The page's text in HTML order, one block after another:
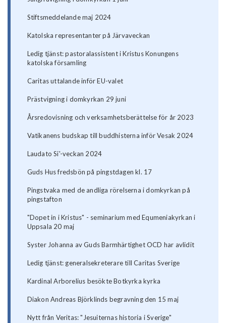
Stiftsmeddelande maj 2024
Katolska representanter på Järvaveckan
Ledig tjänst: pastoralassistent i Kristus Konungens
katolska församling
Caritas uttalande inför EU-valet
Prästvigning i domkyrkan 29 juni
Årsredovisning och verksamhetsberättelse för år 2023
Vatikanens budskap till buddhisterna inför Vesak 2024
Laudato Si'-veckan 2024
Guds Hus fredsbön på pingstdagen kl. 17
Pingstvaka med de andliga rörelserna i domkyrkan på
pingstafton
"Dopet in i Kristus" - seminarium med Equmeniakyrkan i
Uppsala 20 maj
Syster Johanna av Guds Barmhärtighet OCD har avlidit
Ledig tjänst: generalsekreterare till Caritas Sverige
Kardinal Arborelius besökte Botkyrka kyrka
Diakon Andreas Björklinds begravning den 15 maj
Nytt från Veritas: "Jesuiternas historia i Sverige"